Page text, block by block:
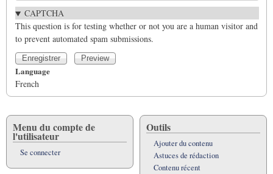
CAPTCHA
This question is for testing whether or not you are a human visitor and
to prevent automated spam submissions.
Language
French
Menu du compte de
l'utilisateur
Se connecter
Outils
Ajouter du contenu
Astuces de rédaction
Contenu récent